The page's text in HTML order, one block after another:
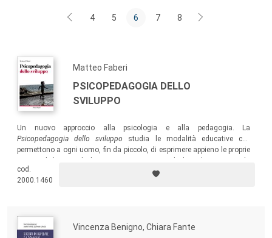
4 5 6 7 8
Matteo Faberi
PSICOPEDAGOGIA DELLO
SVILUPPO
Un nuovo approccio alla psicologia e alla pedagogia. La
Psicopedagogia dello sviluppo studia le modalità educative che
permettono a ogni uomo, fin da piccolo, di esprimere appieno le proprie
sua logica e i suoi tempi, scanditi dalla “matrice fondamentale dello
sviluppo”.
cod.
2000.1460
Vincenza Benigno, Chiara Fante